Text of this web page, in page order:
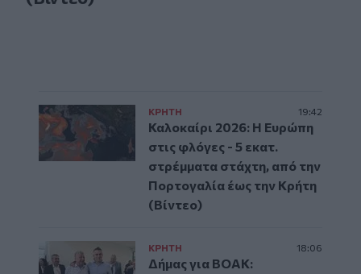
ΚΡΗΤΗ 19:42
Καλοκαίρι 2026: Η Ευρώπη
στις φλόγες - 5 εκατ.
στρέμματα στάχτη, από την
Πορτογαλία έως την Κρήτη
(Βίντεο)
ΚΡΗΤΗ 18:06
Δήμας για ΒΟΑΚ: